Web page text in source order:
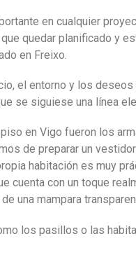
en cualquier
quedar planificado y
en Freixo.
el entorno y los
se siguiese una línea
en Vigo fueron los
de preparar un
habitación es muy
cuenta con un toque
una mampara
los pasillos o las